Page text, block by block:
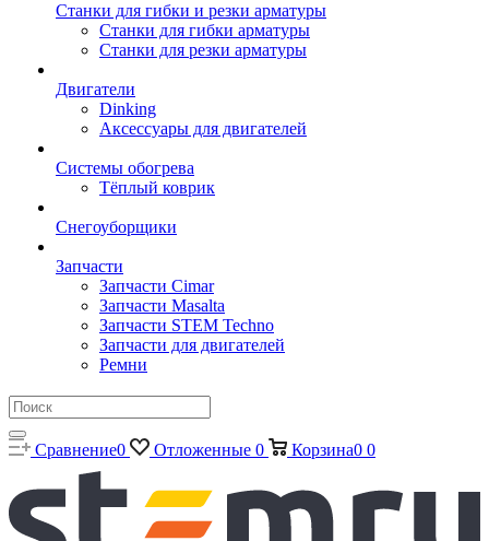
Станки для гибки и резки арматуры
Станки для гибки арматуры
Станки для резки арматуры
Двигатели
Dinking
Аксессуары для двигателей
Системы обогрева
Тёплый коврик
Снегоуборщики
Запчасти
Запчасти Cimar
Запчасти Masalta
Запчасти STEM Techno
Запчасти для двигателей
Ремни
Сравнение0 Отложенные 0 Корзина0 0